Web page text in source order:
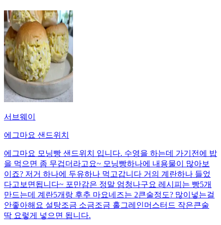
서브웨이
에그마요 샌드위치
에그마요 모닝빵 샌드위치 입니다. 수영을 하는데 가기전에 밥
을 먹으면 좀 무겁더라고요~ 모닝빵하나에 내용물이 많아보
이죠? 저거 하나에 두유하나 먹고갑니다 거의 계란하나 들었
다고보면됩니다~ 포만감은 정말 엄청나구요 레시피는 빵5개
만드는데 계란5개랑 후추 마요네즈는 2큰술정도? 많이넣는걸
안좋아해요 설탕조금 소금조금 홀그레인머스터드 작은큰술
딱 요렇게 넣으면 됩니다.